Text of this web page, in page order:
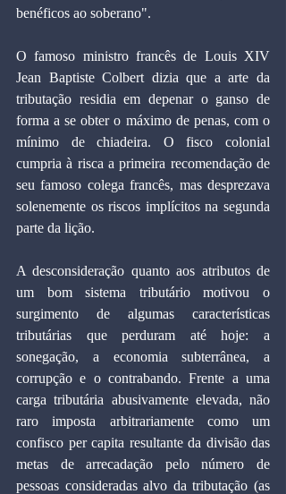
benéficos ao soberano".
O famoso ministro francês de Louis XIV
Jean Baptiste Colbert dizia que a arte da
tributação residia em depenar o ganso de
forma a se obter o máximo de penas, com o
mínimo de chiadeira. O fisco colonial
cumpria à risca a primeira recomendação de
seu famoso colega francês, mas desprezava
solenemente os riscos implícitos na segunda
parte da lição.
A desconsideração quanto aos atributos de
um bom sistema tributário motivou o
surgimento de algumas características
tributárias que perduram até hoje: a
sonegação, a economia subterrânea, a
corrupção e o contrabando. Frente a uma
carga tributária abusivamente elevada, não
raro imposta arbitrariamente como um
confisco per capita resultante da divisão das
metas de arrecadação pelo número de
pessoas consideradas alvo da tributação (as